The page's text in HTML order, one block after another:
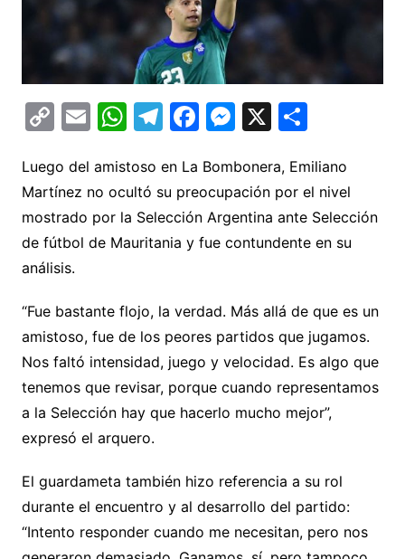
C
p
y
Li
n
E
ai
l
W
at
s
A
T
e
gr
a
m
F
c
e
b
k
M
s
s
e
er
X C
m
p
ar
Luego del amistoso en La Bombonera, Emiliano
Martínez no ocultó su preocupación por el nivel
mostrado por la Selección Argentina ante Selección
de fútbol de Mauritania y fue contundente en su
análisis.
“Fue bastante flojo, la verdad. Más allá de que es un
amistoso, fue de los peores partidos que jugamos.
Nos faltó intensidad, juego y velocidad. Es algo que
tenemos que revisar, porque cuando representamos
a la Selección hay que hacerlo mucho mejor”,
expresó el arquero.
El guardameta también hizo referencia a su rol
durante el encuentro y al desarrollo del partido:
“Intento responder cuando me necesitan, pero nos